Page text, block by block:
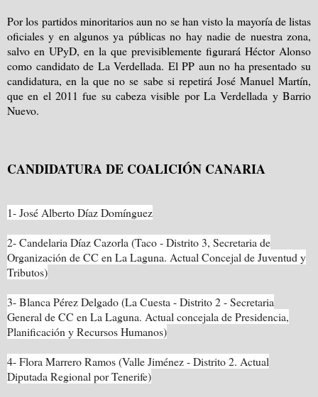
Por los partidos minoritarios aun no se han visto la mayoría de listas
oficiales y en algunos ya públicas no hay nadie de nuestra zona,
salvo en UPyD, en la que previsiblemente figurará Héctor Alonso
como candidato de La Verdellada. El PP aun no ha presentado su
candidatura, en la que no se sabe si repetirá José Manuel Martín,
que en el 2011 fue su cabeza visible por La Verdellada y Barrio
Nuevo.
CANDIDATURA DE COALICIÓN CANARIA
1- José Alberto Díaz Domínguez
2- Candelaria Díaz Cazorla (Taco - Distrito 3, Secretaria de
Organización de CC en La Laguna. Actual Concejal de Juventud y
Tributos)
3- Blanca Pérez Delgado (La Cuesta - Distrito 2 - Secretaria
General de CC en La Laguna. Actual concejala de Presidencia,
Planificación y Recursos Humanos)
4- Flora Marrero Ramos (Valle Jiménez - Distrito 2. Actual
Diputada Regional por Tenerife)